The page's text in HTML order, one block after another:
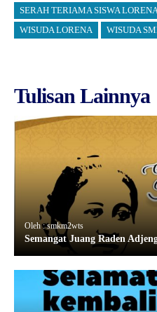
SERAH TERIAMA SISWA
WISUDA LORENA
WISUDA
Tulisan Lainnya
Oleh : smkm2wts
Semangat Juang Raden